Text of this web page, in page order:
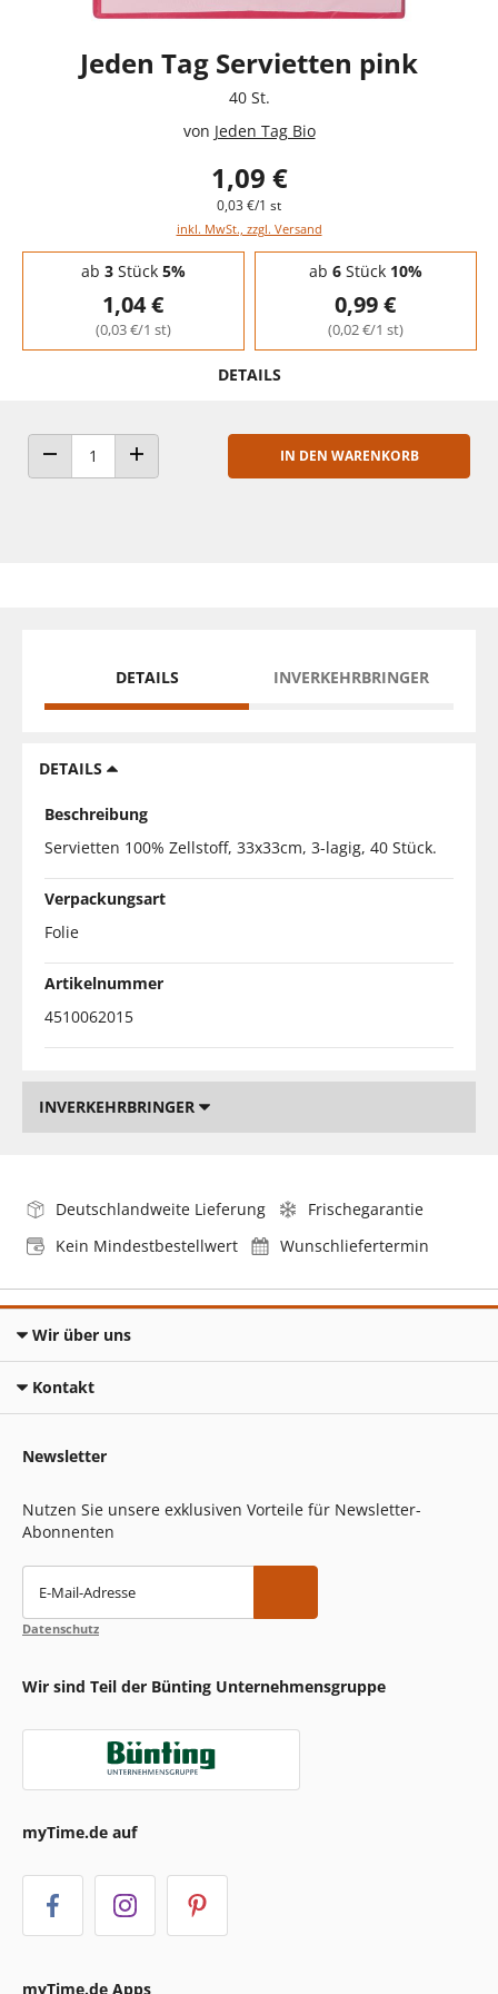
Jeden Tag Servietten pink
40 St.
von Jeden Tag Bio
1,09 €
0,03 €/1 st
inkl. MwSt., zzgl. Versand
Staffelpreise - Mengenrabatt
ab 3Stück 5%
1,04 €
(0,03 €/1 st)
ab 6Stück 10%
0,99 €
(0,02 €/1 st)
DETAILS
ANZAHL VERRINGERNANZAHL ERHÖHEN
IN DEN WARENKORB
DETAILS INVERKEHRBRINGER
DETAILS
Beschreibung
Servietten 100% Zellstoff, 33x33cm, 3-lagig, 40 Stück.
Verpackungsart
Folie
Artikelnummer
4510062015
INVERKEHRBRINGER
Deutschlandweite Lieferung
Frischegarantie
Kein Mindestbestellwert
Wunschliefertermin
Wir über uns
Kontakt
Newsletter
Nutzen Sie unsere exklusiven Vorteile für Newsletter-
Abonnenten
E-Mail-Adresse
Datenschutz
Wir sind Teil der Bünting Unternehmensgruppe
myTime.de auf
myTime.de Apps